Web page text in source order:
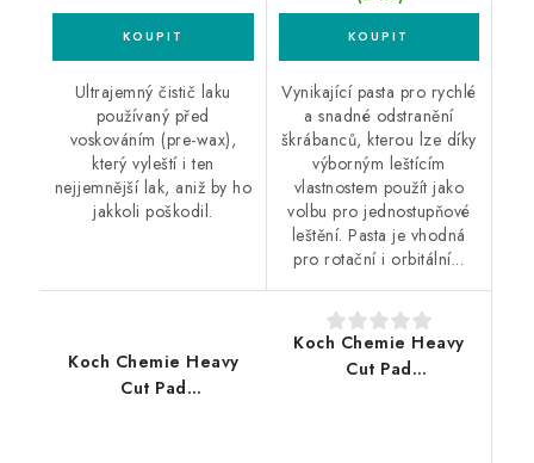
Ultrajemný čistič laku
používaný před
voskováním (pre-wax),
který vyleští i ten
nejjemnější lak, aniž by ho
jakkoli poškodil.
Vynikající pasta pro rychlé
a snadné odstranění
škrábanců, kterou lze díky
výborným leštícím
vlastnostem použít jako
volbu pro jednostupňové
leštění. Pasta je vhodná
pro rotační i orbitální...
Koch Chemie Heavy
Cut Pad
Koch Chemie Heavy
Cut Pad